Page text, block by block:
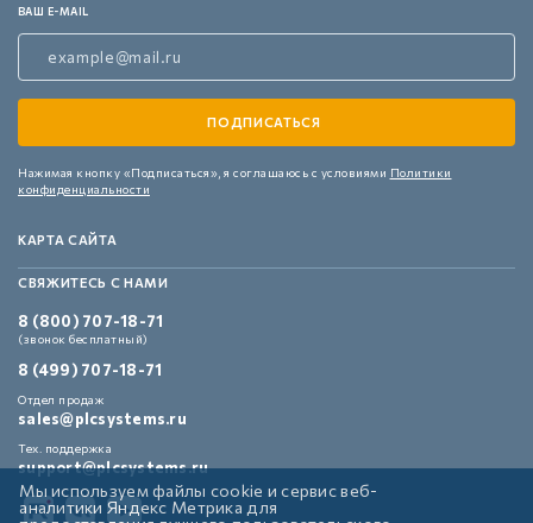
ВАШ E-MAIL
Нажимая кнопку «Подписаться», я соглашаюсь с условиями Политики
конфиденциальности
КАРТА САЙТА
СВЯЖИТЕСЬ С НАМИ
8 (800) 707-18-71
(звонок бесплатный)
8 (499) 707-18-71
Отдел продаж
sales@plcsystems.ru
Тех. поддержка
support@plcsystems.ru
Мы используем файлы cookie и сервис веб-
аналитики Яндекс Метрика для